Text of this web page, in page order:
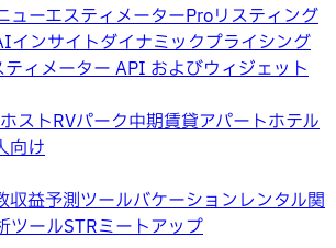
ューエスティメーターProリスティング
インサイトダイナミックプライシング
ティメーター API およびウィジェット
ストRVパーク中期賃貸アパートホテル
向け
収益予測ツールバケーションレンタル関
ツールSTRミートアップ